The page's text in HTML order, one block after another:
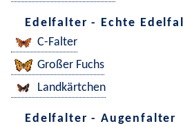
Edelfalter - Echte
C-Falter
Großer Fuchs
Landkärtchen
Edelfalter - Augenfalter